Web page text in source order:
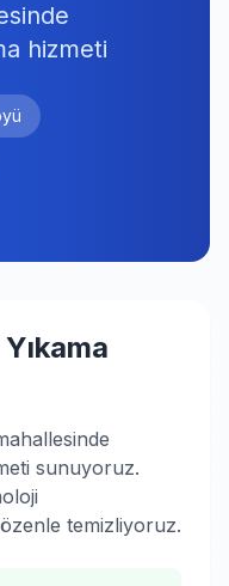
hizmeti
sunuyoruz.
özenle temizliyoruz.